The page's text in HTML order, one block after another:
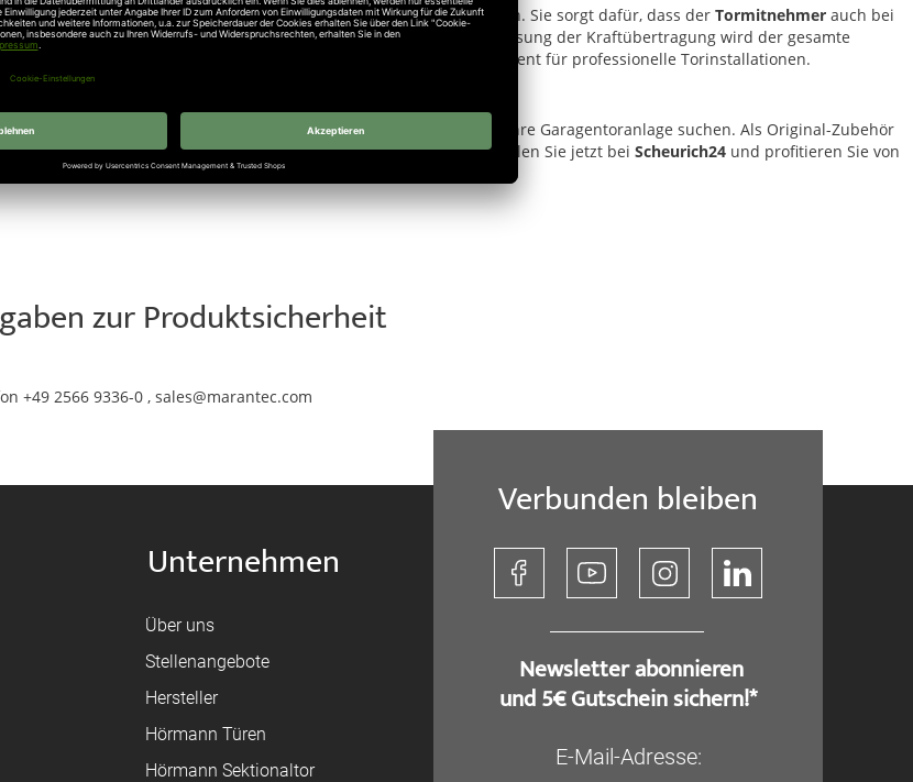
Sie eine durchdachte Lösung für komplexe Montagesituationen. Sie sorgt dafür, dass der Tormitnehmer auch bei
Torbewegung gewährleistet ist. Durch die flexible Anpassung der Kraftübertragung wird der gesamte
führt. Damit ist dieses Bauteil ein unverzichtbares Element für professionelle Torinstallationen.
Wahl für alle, die eine zuverlässige und langlebige Lösung für ihre Garagentoranlage suchen. Als Original-Zubehör
und einfache Integration in bestehende Systeme. Bestellen Sie jetzt bei Scheurich24 und profitieren Sie von
rund um Ihr Garagentor-Zubehör.
zur Produktsicherheit
+49 2566 9336-0 , sales@marantec.com
Unternehmen
Über uns
Stellenangebote
Hersteller
Hörmann Türen
Hörmann Sektionaltor
Verbunden bleiben
​ Newsletter abonnieren
und 5€ Gutschein sichern!*
E-Mail-Adresse: